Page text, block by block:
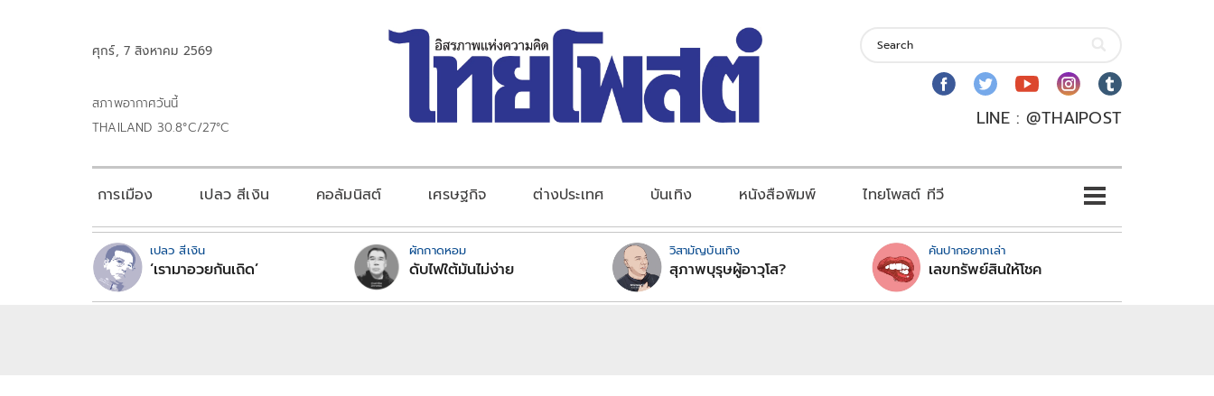
ศุกร์, 7 สิงหาคม 2569
สภาพอากาศวันนี้
THAILAND 30.8°C/27°C
LINE : @THAIPOST
การเมือง เปลว สีเงิน คอลัมนิสต์ เศรษฐกิจ ต่างประเทศ บันเทิง หนังสือพิมพ์ ไทยโพสต์ ทีวี
เปลว สีเงิน
‘เรามาอวยกันเถิด’
ผักกาดหอม
ดับไฟใต้มันไม่ง่าย
วิสามัญบันเทิง
สุภาพบุรุษผู้อาวุโส?
คันปากอยากเล่า
เลขทรัพย์สินให้โชค